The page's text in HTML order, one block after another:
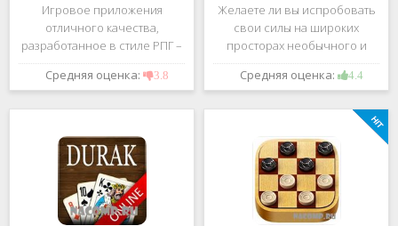
Игровое приложения
отличного качества,
разработанное в стиле РПГ –
это, конечно же, Dark
Avenger. В ней вы сможете
большое количество
проблем на свою
Средняя оценка: 3.8
Желаете ли вы испробовать
свои силы на широких
просторах необычного и
удивительного мира,
который наполнен
Если да, тогда вам к нам. Игра,
которую мы вам предложим
ниже и о
Средняя оценка: 4.4